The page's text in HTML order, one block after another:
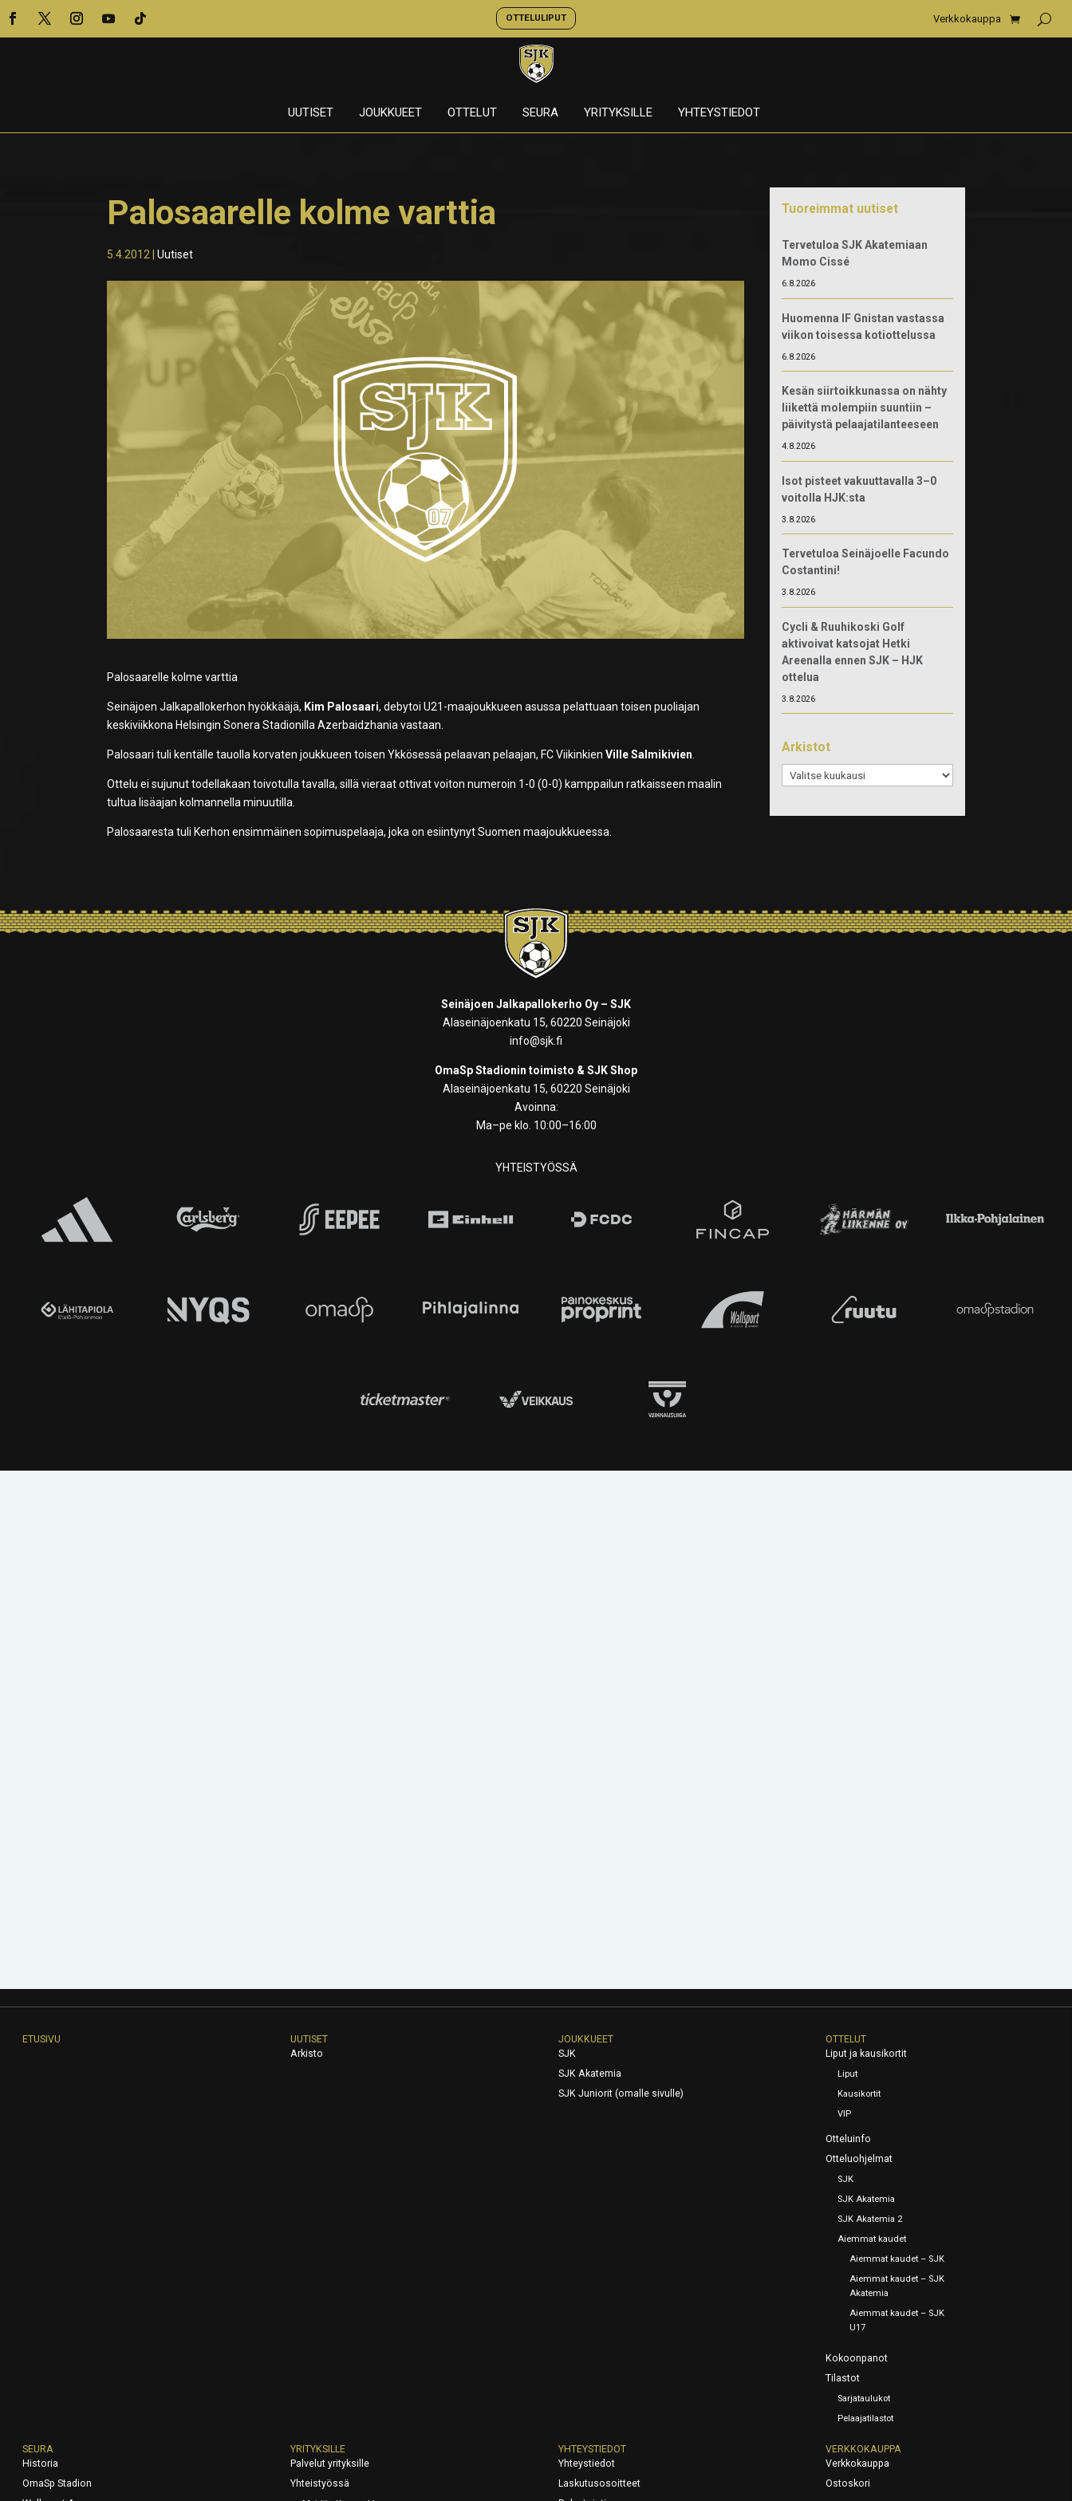
OTTELULIPUT Verkkokauppa
UUTISET JOUKKUEET OTTELUT SEURA YRITYKSILLE YHTEYSTIEDOT
Palosaarelle kolme varttia
5.4.2012 |Uutiset
Palosaarelle kolme varttia
Seinäjoen Jalkapallokerhon hyökkääjä, Kim Palosaari, debytoi U21-maajoukkueen asussa pelattuaan toisen puoliajan
keskiviikkona Helsingin Sonera Stadionilla Azerbaidzhania vastaan.
Palosaari tuli kentälle tauolla korvaten joukkueen toisen Ykkösessä pelaavan pelaajan, FC ViikinkienVille Salmikivien.
Ottelu ei sujunut todellakaan toivotulla tavalla, sillä vieraat ottivat voiton numeroin 1-0 (0-0) kamppailun ratkaisseen maalin
tultua lisäajan kolmannella minuutilla.
Palosaaresta tuli Kerhon ensimmäinen sopimuspelaaja, joka on esiintynyt Suomen maajoukkueessa.
Tuoreimmat uutiset
Tervetuloa SJK Akatemiaan
Momo Cissé
6.8.2026
Huomenna IF Gnistan vastassa
viikon toisessa kotiottelussa
6.8.2026
Kesän siirtoikkunassa on nähty
liikettä molempiin suuntiin –
päivitystä pelaajatilanteeseen
4.8.2026
Isot pisteet vakuuttavalla 3–0
voitolla HJK:sta
3.8.2026
Tervetuloa Seinäjoelle Facundo
Costantini!
3.8.2026
Cycli & Ruuhikoski Golf
aktivoivat katsojat Hetki
Areenalla ennen SJK – HJK
ottelua
3.8.2026
Arkistot
Arkistot
Seinäjoen Jalkapallokerho Oy – SJK
Alaseinäjoenkatu 15, 60220 Seinäjoki
info@sjk.fi
OmaSp Stadionin toimisto & SJK Shop
Alaseinäjoenkatu 15, 60220 Seinäjoki
Avoinna:
Ma–pe klo. 10:00–16:00
YHTEISTYÖSSÄ
ETUSIVU
UUTISET
Arkisto
JOUKKUEET
SJK
SJK Akatemia
SJK Juniorit (omalle sivulle)
OTTELUT
Liput ja kausikortit
Liput
Kausikortit
VIP
Otteluinfo
Otteluohjelmat
SJK
SJK Akatemia
SJK Akatemia 2
Aiemmat kaudet
Aiemmat kaudet – SJK
Aiemmat kaudet – SJK
Akatemia
Aiemmat kaudet – SJK
U17
Kokoonpanot
Tilastot
Sarjataulukot
Pelaajatilastot
SEURA
Historia
OmaSp Stadion
YRITYKSILLE
Palvelut yrityksille
Yhteistyössä
YHTEYSTIEDOT
Yhteystiedot
Laskutusosoitteet
VERKKOKAUPPA
Verkkokauppa
Ostoskori